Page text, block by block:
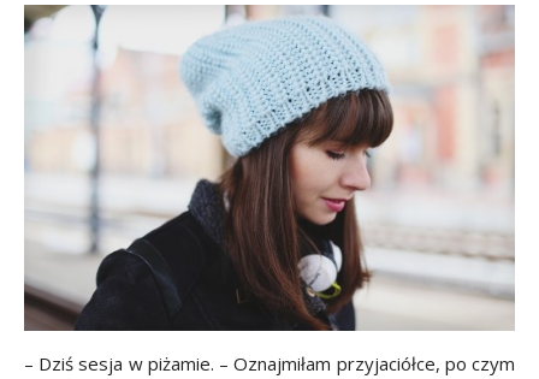
– Dziś sesja w piżamie. – Oznajmiłam przyjaciółce, po czym